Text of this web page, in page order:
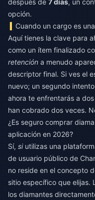
después de 7 días, un
opción.
Cuando un cargo es
Aquí tienes la clave para
como un ítem finalizado
retención a menudo
descriptor final. Si ves el
nuevo; un segundo
ahora te enfrentarás a
han cobrado dos veces.
¿Es seguro comprar
aplicación en 2026?
Sí, siutilizas una
de usuario público de
no reside en el concepto
sitio específico que elijas.
los diamantes